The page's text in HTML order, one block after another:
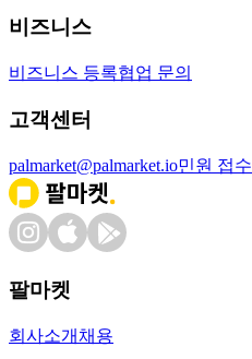
비즈니스
비즈니스 등록협업 문의
고객센터
palmarket@palmarket.io민원 접수
팔마켓
회사소개 채용